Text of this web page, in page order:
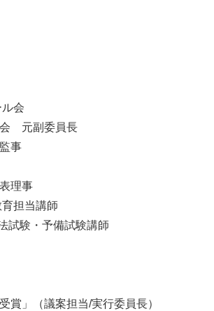
会
会 元副委員長
事
理事
担当講師
試験・予備試験講師
賞」（議案担当/実行委員長）